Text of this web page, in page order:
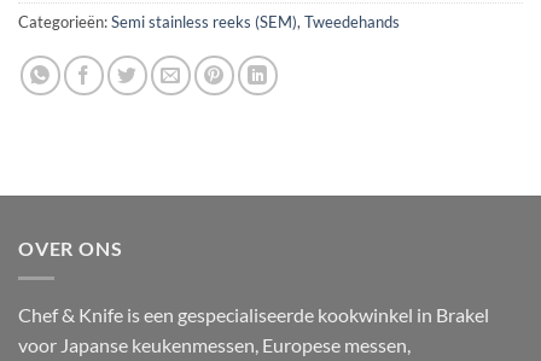
Categorieën:Semi stainless reeks (SEM),Tweedehands
OVER ONS
Chef & Knife is een gespecialiseerde kookwinkel in Brakel
voor Japanse keukenmessen, Europese messen,